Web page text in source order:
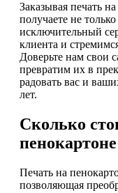
Заказывая печать
получаете не
исключительный
клиента и
Доверьте нам свои
превратим их в
радовать вас и
лет.
Сколько
Печать на
позволяющая